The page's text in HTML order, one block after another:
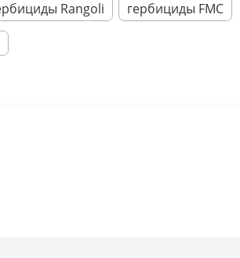
Rangoli
гербициды FMC